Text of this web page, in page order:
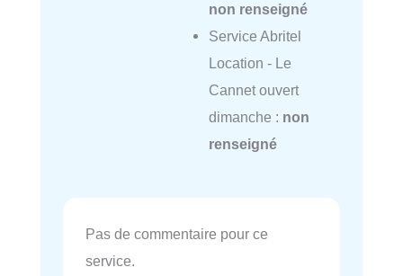
non renseigné
Service Abritel
Location - Le
Cannet ouvert
dimanche : non
renseigné
Pas de commentaire pour ce
service.